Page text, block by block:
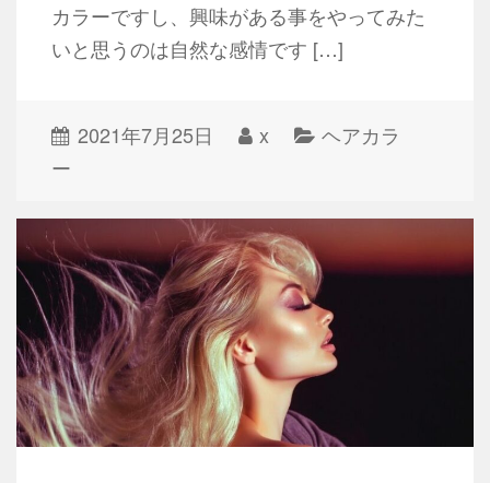
カラーですし、興味がある事をやってみた
いと思うのは自然な感情です […]
2021年7月25日 x
ヘアカラ
ー